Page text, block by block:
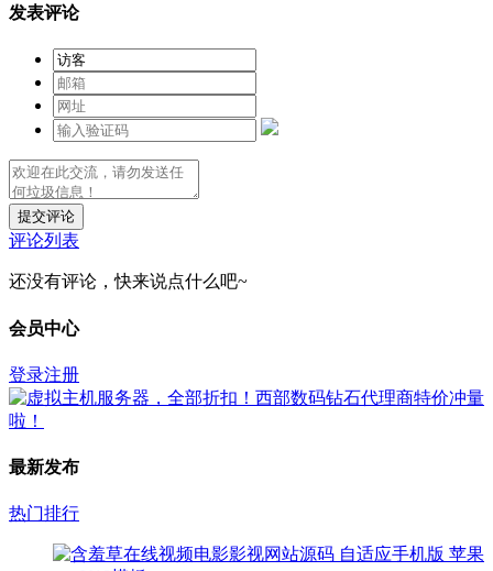
发表评论
提交评论
评论列表
还没有评论，快来说点什么吧~
会员中心
登录注册
最新发布
热门排行